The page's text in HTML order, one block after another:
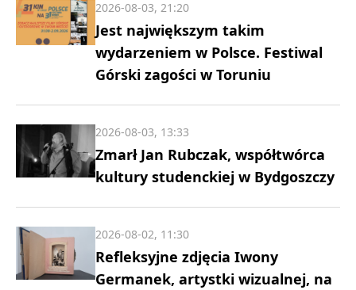
Jest największym takim
wydarzeniem w Polsce. Festiwal
Górski zagości w Toruniu
2026-08-03, 21:20
Zmarł Jan Rubczak, współtwórca
kultury studenckiej w Bydgoszczy
2026-08-03, 13:33
Refleksyjne zdjęcia Iwony
Germanek, artystki wizualnej, na
2026-08-02, 11:30